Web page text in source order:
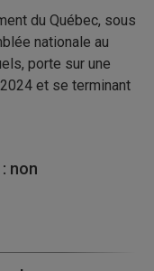
du Québec, sous
nationale au
porte sur une
2024 et se terminant
non